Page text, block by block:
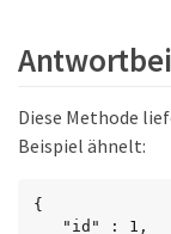
Diese Methode
Beispiel ähnelt:
{